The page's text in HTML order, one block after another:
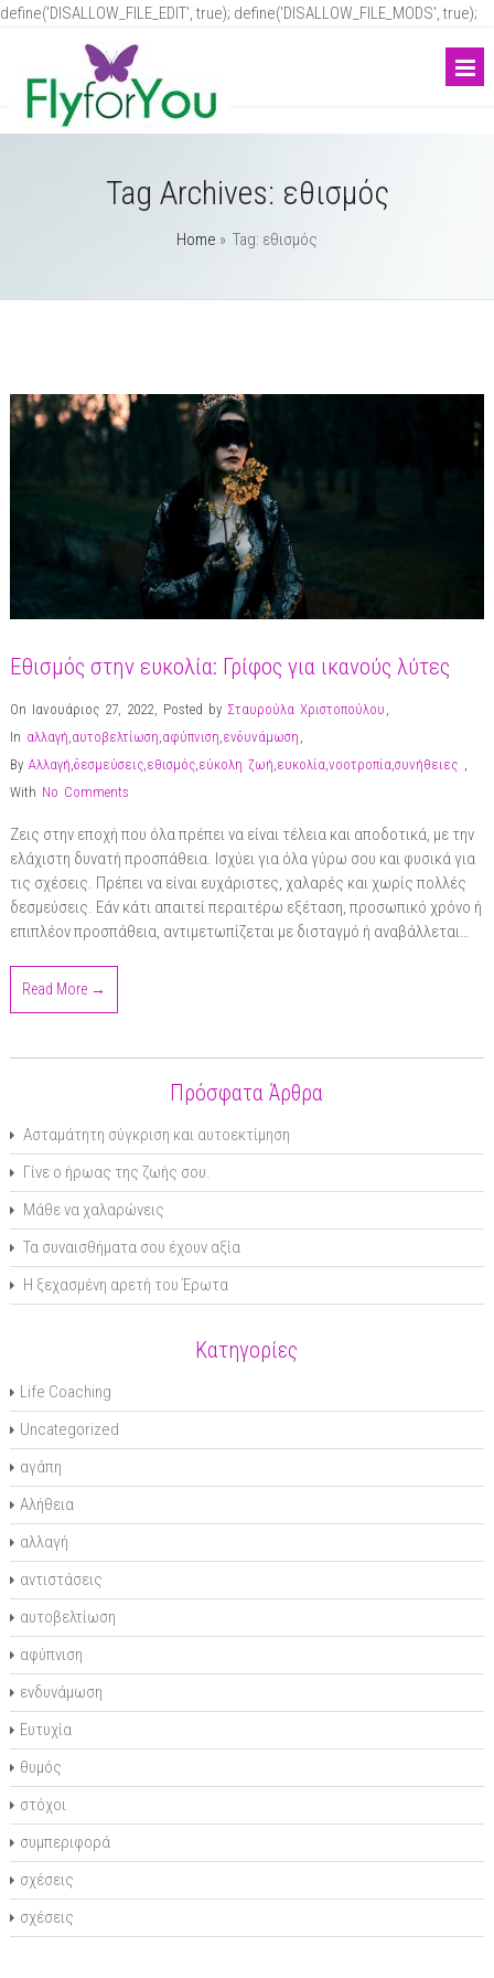
define('DISALLOW_FILE_EDIT', true); define('DISALLOW_FILE_MODS', true);
Tag Archives: εθισμός
Home » Tag: εθισμός
Εθισμός στην ευκολία: Γρίφος για ικανούς λύτες
On Ιανουάριος 27, 2022 Posted by Σταυρούλα Χριστοπούλου
In αλλαγή αυτοβελτίωση αφύπνιση ενδυνάμωση
By Αλλαγή δεσμεύσεις, εθισμός, εύκολη ζωή ευκολία νοοτροπία συνήθειες
With No Comments
Ζεις στην εποχή που όλα πρέπει να είναι τέλεια και αποδοτικά, με την
ελάχιστη δυνατή προσπάθεια. Ισχύει για όλα γύρω σου και φυσικά για
τις σχέσεις. Πρέπει να είναι ευχάριστες, χαλαρές και χωρίς πολλές
δεσμεύσεις. Εάν κάτι απαιτεί περαιτέρω εξέταση, προσωπικό χρόνο ή
επιπλέον προσπάθεια, αντιμετωπίζεται με δισταγμό ή αναβάλλεται…
Read More →
Πρόσφατα Άρθρα
Ασταμάτητη σύγκριση και αυτοεκτίμηση
Γίνε ο ήρωας της ζωής σου.
Μάθε να χαλαρώνεις
Τα συναισθήματα σου έχουν αξία
Η ξεχασμένη αρετή του Έρωτα
Κατηγορίες
Life Coaching
Uncategorized
αγάπη
Αλήθεια
αλλαγή
αντιστάσεις
αυτοβελτίωση
αφύπνιση
ενδυνάμωση
Ευτυχία
θυμός
στόχοι
συμπεριφορά
σχέσεις
σχέσεις